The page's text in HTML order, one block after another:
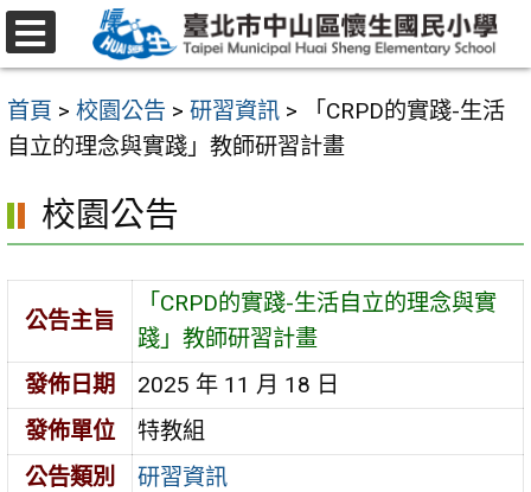
跳
至
要
內
區
首頁 > 校園公告 > 研習資訊 >
「CRPD的實踐-生活
自立的理念與實踐」教師研習計畫
校園公告
公告主旨
「CRPD的實踐-生活自立的理念與實
踐」教師研習計畫
發佈日期
2025 年 11 月 18 日
發佈單位
特教組
公告類別
研習資訊
選
單